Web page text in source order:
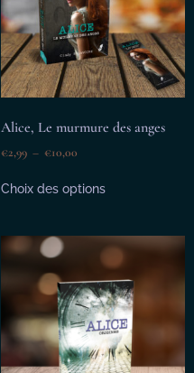
Alice, Le murmure des anges
€2,99 – €10,00
Choix des options